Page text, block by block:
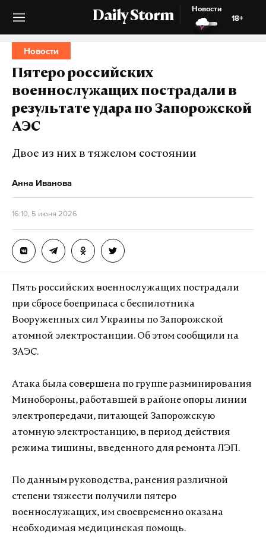
Daily Storm
Новости
18+
Новости
Пятеро российских
военнослужащих пострадали в
результате удара по Запорожской
АЭС
Двое из них в тяжелом состоянии
Анна Иванова
16:10, 5 июня 2026
Пять российских военнослужащих пострадали
при сбросе боеприпаса с беспилотника
Вооруженных сил Украины по Запорожской
атомной электростанции. Об этом сообщили на
ЗАЭС.
Атака была совершена по группе разминирования
Минобороны, работавшей в районе опоры линии
электропередачи, питающей Запорожскую
атомную электростанцию, в период действия
режима тишины, введенного для ремонта ЛЭП.
По данным руководства, ранения различной
степени тяжести получили пятеро
военнослужащих, им своевременно оказана
необходимая медицинская помощь.